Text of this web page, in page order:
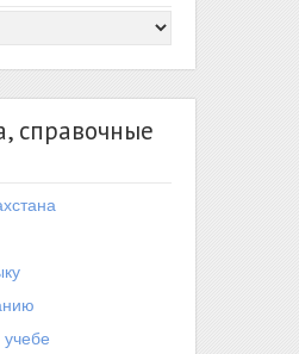
справочные